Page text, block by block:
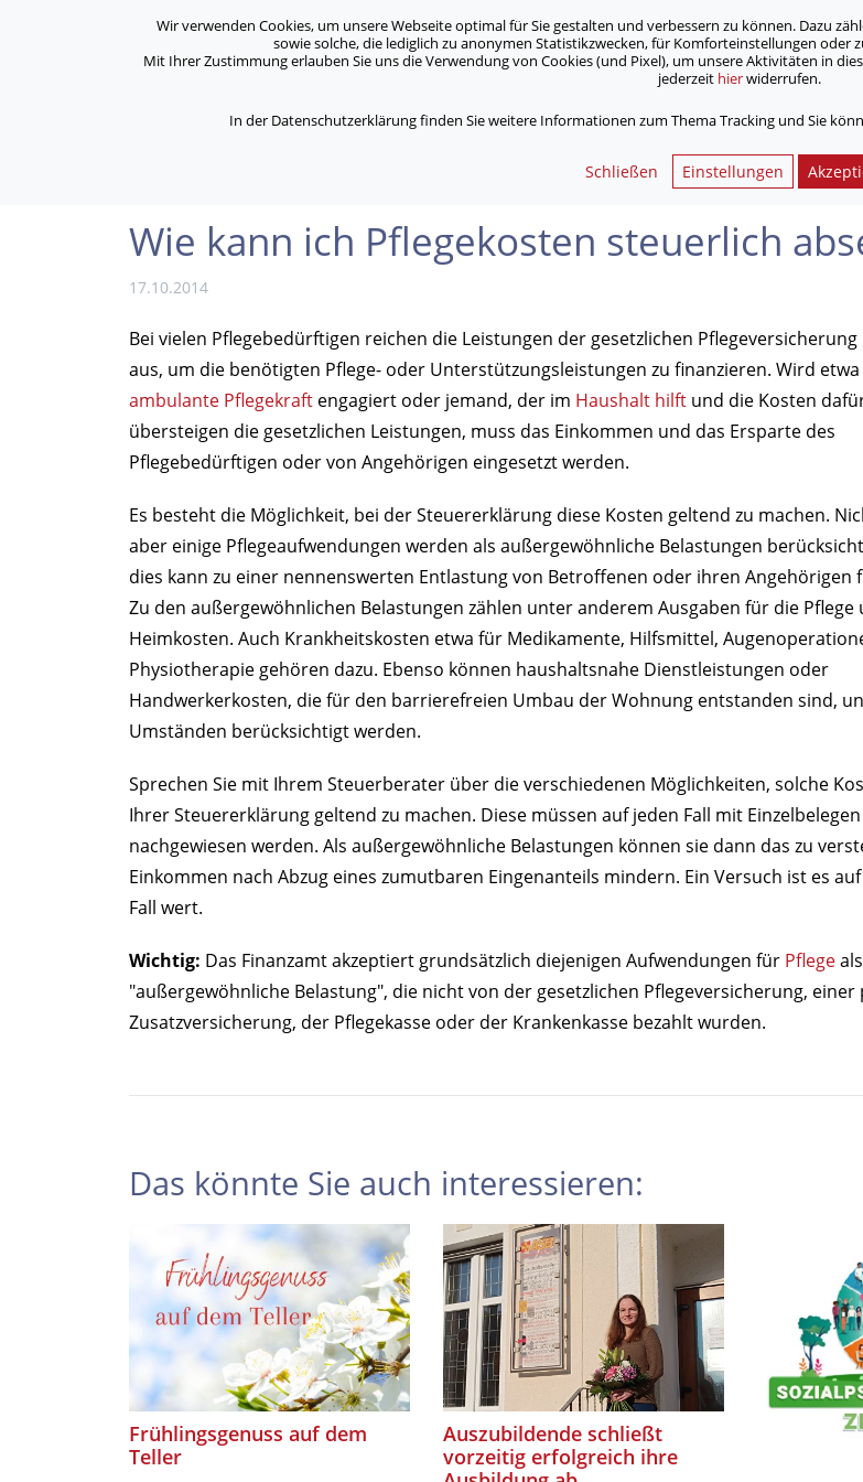
Standorte Jobs / Karriere
ASB Bonn/Rhein-Sieg/Eifel e.V.
Unsere Angebote Jobs & Karriere
Wie kann ich Pflegekosten steuerlich
17.10.2014
Bei vielen Pflegebedürftigen reichen die Leistungen der gesetzlichen
aus, um die benötigten Pflege- oder Unter­stützungs­leistungen zu finanzieren. Wird
ambulante Pflegekraft engagiert oder jemand, der im Haushalt hilft und die Kosten
übersteigen die gesetzlichen Leistungen, muss das Einkommen und das Ersparte des
Pflegebedürftigen oder von Angehörigen eingesetzt werden.
Es besteht die Möglichkeit, bei der Steuererklärung diese Kosten geltend zu machen.
aber einige Pflegeaufwendungen werden als außergewöhnliche Belastungen
dies kann zu einer nennenswerten Entlastung von Betroffenen oder ihren Angehörigen
Zu den außergewöhnlichen Belastungen zählen unter anderem Ausgaben für die Pflege
Heimkosten. Auch Krankheitskosten etwa für Medikamente, Hilfsmittel,
Physiotherapie gehören dazu. Ebenso können haushaltsnahe Dienstleistungen oder
Handwerkerkosten, die für den barrierefreien Umbau der Wohnung entstanden sind,
Umständen berücksichtigt werden.
Sprechen Sie mit Ihrem Steuerberater über die verschiedenen Möglichkeiten, solche
Ihrer Steuererklärung geltend zu machen. Diese müssen auf jeden Fall mit Einzelbelegen
nachgewiesen werden. Als außergewöhnliche Belastungen können sie dann das zu
Einkommen nach Abzug eines zumutbaren Eingenanteils mindern. Ein Versuch ist es
Fall wert.
Wichtig: Das Finanzamt akzeptiert grundsätzlich diejenigen Aufwendungen für Pflegeals
"außergewöhnliche Belastung", die nicht von der gesetzlichen Pflegeversicherung, einer
Zusatzversicherung, der Pflegekasse oder der Krankenkasse bezahlt wurden.
Das könnte Sie auch interessieren:
Frühlingsgenuss auf dem
Teller
Auszubildende schließt
vorzeitig erfolgreich ihre
Wir verwenden Cookies, um unsere Webseite optimal für Sie gestalten und verbessern zu können. Dazu
sowie solche, die lediglich zu anonymen Statistikzwecken, für Komforteinstellungen oder
Mit Ihrer Zustimmung erlauben Sie uns die Verwendung von Cookies (und Pixel), um unsere Aktivitäten in
jederzeit hierwiderrufen.
In der Datenschutzerklärung finden Sie weitere Informationen zum Thema Tracking und Sie
Schließen Einstellungen